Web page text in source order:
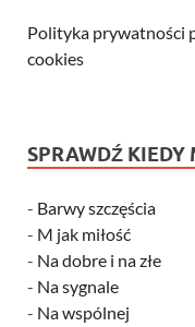
Polityka prywatności
cookies
SPRAWDŹ KIEDY
- Barwy szczęścia
- M jak miłość
- Na dobre i na złe
- Na sygnale
- Na wspólnej